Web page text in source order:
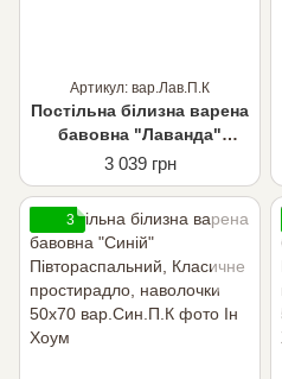
Артикул: вар.Лав.П.К
Постільна білизна варена
бавовна "Лаванда"
Півтораспальний,
Класичне простирадло,
наволочки 50х70
3 039 грн
3